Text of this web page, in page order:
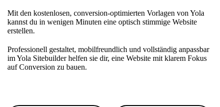
Mit den kostenlosen, conversion-optimierten Vorlagen von Yola
kannst du in wenigen Minuten eine optisch stimmige Website
erstellen.
Professionell gestaltet, mobilfreundlich und vollständig anpassbar
im Yola Sitebuilder helfen sie dir, eine Website mit klarem Fokus
auf Conversion zu bauen.